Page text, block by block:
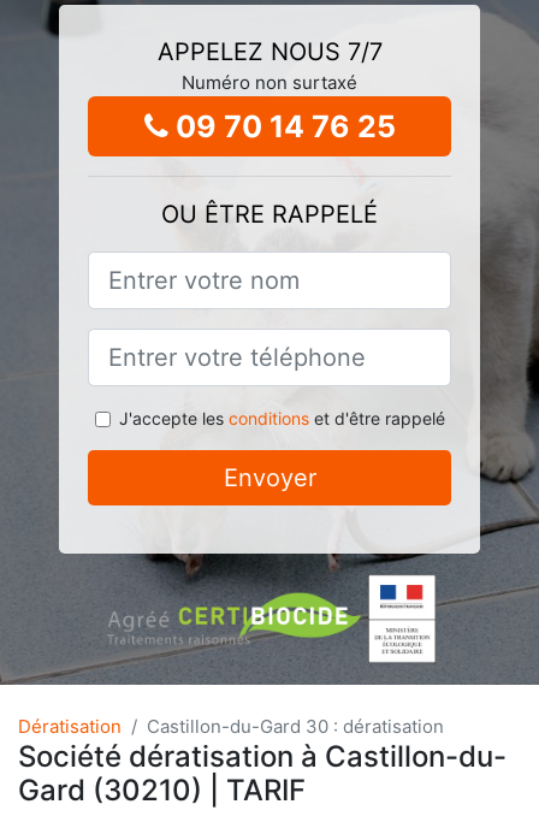
APPELEZ NOUS 7/7
Numéro non surtaxé
09 70 14 76 25
OU ÊTRE RAPPELÉ
J'accepte les conditionset d'être rappelé
Envoyer
Dératisation Castillon-du-Gard 30 : dératisation
Société dératisation à Castillon-du-
Gard (30210) | TARIF